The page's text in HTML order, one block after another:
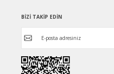
BİZİ TAKİP EDİN